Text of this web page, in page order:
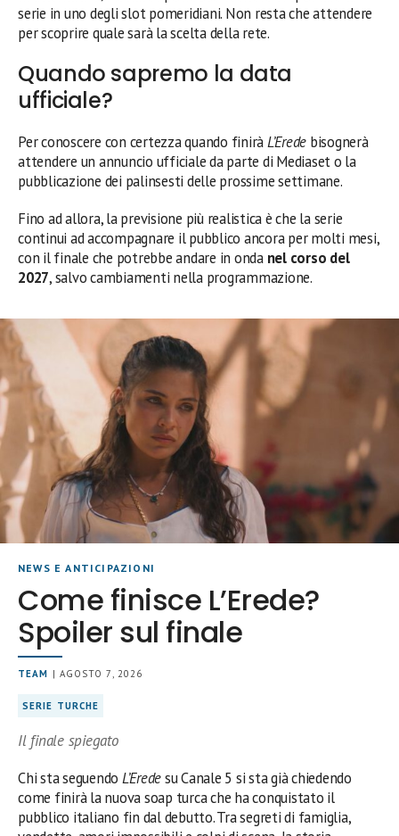
serie in uno degli slot pomeridiani. Non resta che attendere
per scoprire quale sarà la scelta della rete.
Quando sapremo la data
ufficiale?
Per conoscere con certezza quando finiràL’Erede bisognerà
attendere un annuncio ufficiale da parte di Mediaset o la
pubblicazione dei palinsesti delle prossime settimane.
Fino ad allora, la previsione più realistica è che la serie
continui ad accompagnare il pubblico ancora per molti mesi,
con il finale che potrebbe andare in onda nel corso del
2027, salvo cambiamenti nella programmazione.
NEWS E ANTICIPAZIONI
Come finisce L’Erede?
Spoiler sul finale
TEAM | AGOSTO 7, 2026
SERIE TURCHE
Il finale spiegato
Chi sta seguendo L’Eredesu Canale 5 si sta già chiedendo
come finirà la nuova soap turca che ha conquistato il
pubblico italiano fin dal debutto. Tra segreti di famiglia,